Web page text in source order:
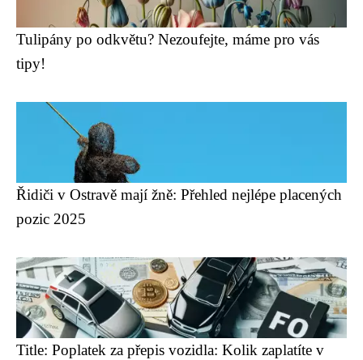
Tulipány po odkvětu? Nezoufejte, máme pro vás
tipy!
Řidiči v Ostravě mají žně: Přehled nejlépe placených
pozic 2025
Title: Poplatek za přepis vozidla: Kolik zaplatíte v